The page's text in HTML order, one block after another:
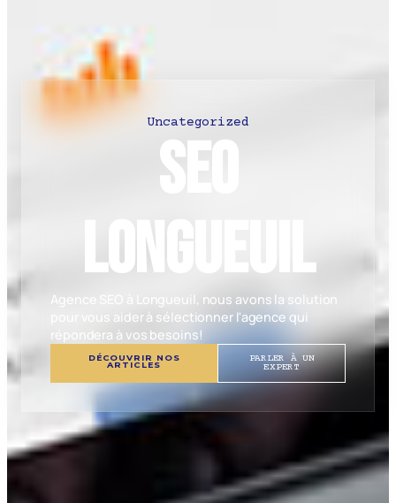
Uncategorized
SEO
Longueuil
Agence SEO à Longueuil, nous avons la solution
pour vous aider à sélectionner l'agence qui
répondera à vos besoins!
DÉCOUVRIR NOS
ARTICLES
PARLER À UN
EXPERT